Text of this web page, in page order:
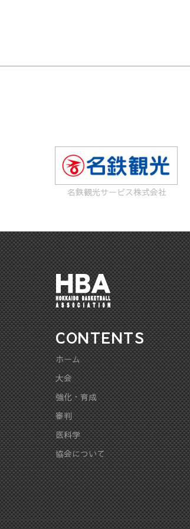
名鉄観光サービス株式会社
CONTENTS
ホーム
大会
強化・育成
審判
医科学
協会について